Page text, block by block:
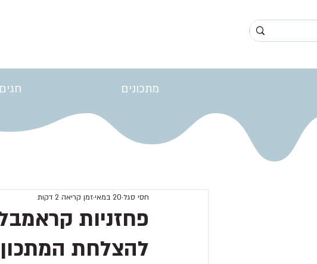
מתכונים חגים
פחזניות
להצלחת
חסי סגל 20 במאי זמן קריאה 2 דקות